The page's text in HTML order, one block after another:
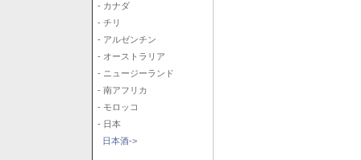
- カナダ
- チリ
- アルゼンチン
- オーストラリア
- ニュージーランド
- 南アフリカ
- モロッコ
- 日本
日本酒->